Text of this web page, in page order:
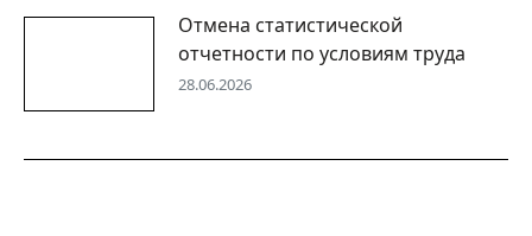
Отмена статистической
отчетности по условиям труда
28.06.2026